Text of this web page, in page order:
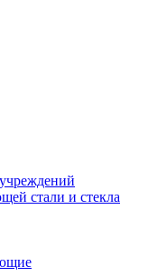
стали и стекла